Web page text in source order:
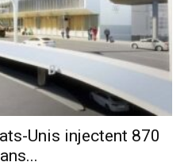
Unis injectent 870